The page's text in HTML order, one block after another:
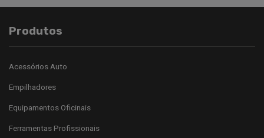
Produtos
Acessórios Auto
Empilhadores
Equipamentos Oficinais
Ferramentas Profissionais